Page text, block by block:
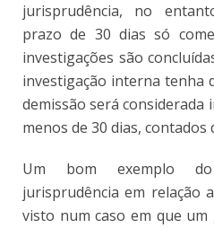
jurisprudência, no
prazo de 30 dias só
investigações são
investigação interna tenha
demissão será considerada
menos de 30 dias, contados
Um bom exemplo do
jurisprudência em relação
visto num caso em que